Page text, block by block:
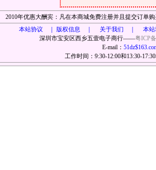
2010年优惠大酬宾：凡在本商城免费注册并且提交订单
本站协议 ｜
版权信息 ｜ 关于我们 ｜ 本
深圳市宝安区西乡五壹电子商行——粤ICP
E-mail：
工作时间：9:30-12:00和13:30-